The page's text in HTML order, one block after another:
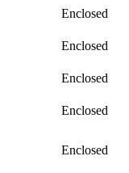
Enclosed
Enclosed
Enclosed
Enclosed
Enclosed